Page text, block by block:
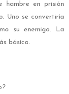
hambre en prisión
Uno se convertiría
su enemigo. La
básica.